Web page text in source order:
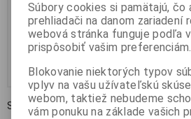
Katalógové číslo:IX-IST111
Skladom:3 ks
39,95 EUR
Pridať do košíka
Strana1z1Celkom1 záznamov
Súbory cookies si pamätajú, čo
prehliadači na danom zariadení
webová stránka funguje podľa
prispôsobiť vašim preferenciám.
Blokovanie niektorých typov
vplyv na vašu užívateľskú
webom, taktiež nebudeme
vám ponuku na základe vašich